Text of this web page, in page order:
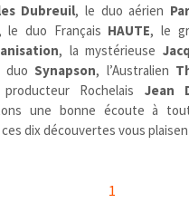
Dubreuil, le duo aérien
le duo Français HAUTE, le
, la mystérieuse
duoSynapson, l’Australien
Rochelais Jean
une bonne écoute à
dix découvertes vous
1